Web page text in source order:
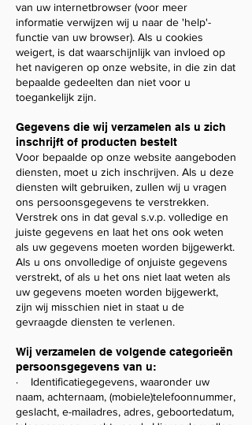
van uw internetbrowser (voor meer
informatie verwijzen wij u naar de 'help'-
functie van uw browser). Als u cookies
weigert, is dat waarschijnlijk van invloed op
het navigeren op onze website, in die zin dat
bepaalde gedeelten dan niet voor u
toegankelijk zijn.
Gegevens die wij verzamelen als u zich
inschrijft of producten bestelt
Voor bepaalde op onze website aangeboden
diensten, moet u zich inschrijven. Als u deze
diensten wilt gebruiken, zullen wij u vragen
ons persoonsgegevens te verstrekken.
Verstrek ons in dat geval s.v.p. volledige en
juiste gegevens en laat het ons ook weten
als uw gegevens moeten worden bijgewerkt.
Als u ons onvolledige of onjuiste gegevens
verstrekt, of als u het ons niet laat weten als
uw gegevens moeten worden bijgewerkt,
zijn wij misschien niet in staat u de
gevraagde diensten te verlenen.
Wij verzamelen de volgende categorieën
persoonsgegevens van u:
· Identificatiegegevens, waaronder uw
naam, achternaam, (mobiele)telefoonnummer,
geslacht, e-mailadres, adres, geboortedatum,